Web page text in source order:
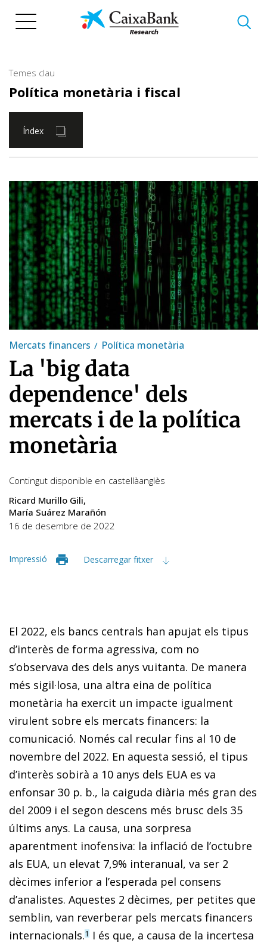
Temes clau
Política monetària i fiscal
Índex
Mercats financers Política monetària
La 'big data
dependence' dels
mercats i de la política
monetària
Contingut disponible en castellàanglès
Ricard Murillo Gili
María Suárez Marañón
16 de desembre de 2022
Impressió Descarregar fitxer
El 2022, els bancs centrals han apujat els tipus
d’interès de forma agressiva, com no
s’observava des dels anys vuitanta. De manera
més sigil·losa, una altra eina de política
monetària ha exercit un impacte igualment
virulent sobre els mercats financers: la
comunicació. Només cal recular fins al 10 de
novembre del 2022. En aquesta sessió, el tipus
d’interès sobirà a 10 anys dels EUA es va
enfonsar 30 p. b., la caiguda diària més gran des
del 2009 i el segon descens més brusc dels 35
últims anys. La causa, una sorpresa
aparentment inofensiva: la inflació de l’octubre
als EUA, un elevat 7,9% interanual, va ser 2
dècimes inferior a l’esperada pel consens
d’analistes. Aquestes 2 dècimes, per petites que
semblin, van reverberar pels mercats financers
internacionals.1 I és que, a causa de la incertesa